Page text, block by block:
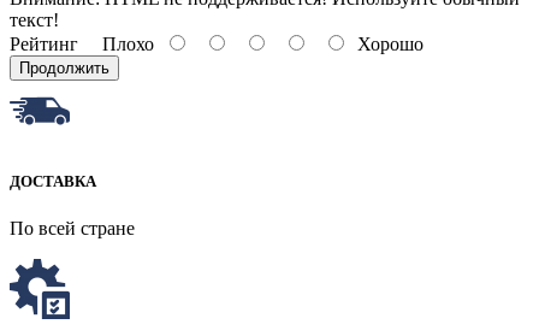
текст!
Рейтинг Плохо Хорошо
Продолжить
ДОСТАВКА
По всей стране